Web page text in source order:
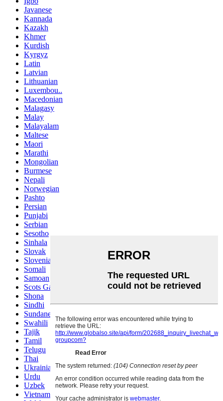
Javanese
Kannada
Kazakh
Khmer
Kurdish
Kyrgyz
Latin
Latvian
Lithuanian
Luxembou..
Macedonian
Malagasy
Malay
Malayalam
Maltese
Maori
Marathi
Mongolian
Burmese
Nepali
Norwegian
Pashto
Persian
Punjabi
Serbian
Sesotho
Sinhala
Slovak
Slovenian
Somali
Samoan
Scots Gaelic
Shona
Sindhi
Sundanese
Swahili
Tajik
Tamil
Telugu
Thai
Ukrainian
Urdu
Uzbek
Vietnamese